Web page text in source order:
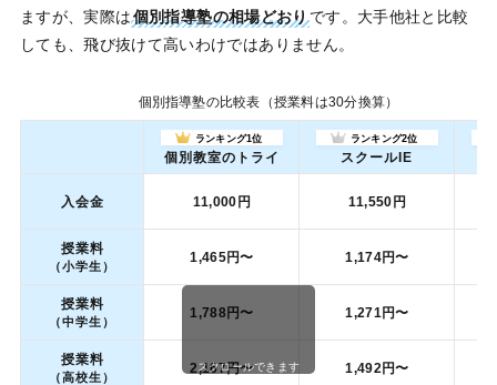
ますが、実際は個別指導塾の相場どおりです。大手他社と比較
しても、飛び抜けて高いわけではありません。
個別指導塾の比較表（授業料は30分換算）
ランキング1位
個別教室のトライ
ランキング2位
スクールIE
入会金 11,000円 11,550円
授業料
（小学生）
1,465円〜 1,174円〜
授業料
（中学生）
1,788円〜 1,271円〜
授業料
（高校生）
2,167円〜 1,492円〜
スクロールできます